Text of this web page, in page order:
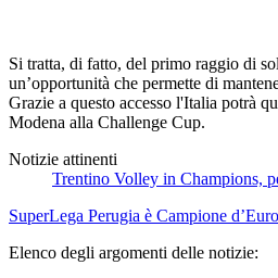
Si tratta, di fatto, del primo raggio di
un’opportunità che permette di
Grazie a questo accesso l'Italia potrà
Modena alla Challenge Cup.
Notizie attinenti
Trentino Volley in Champions,
SuperLega Perugia è Campione
Elenco degli argomenti delle notizie: